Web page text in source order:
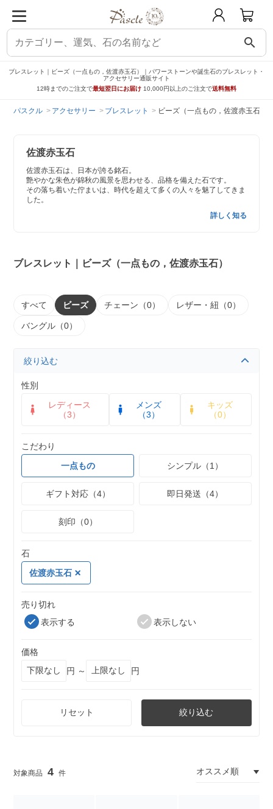
search
ブレスレット｜ビーズ（一点もの，佐渡赤玉石）｜パワーストーンや誕生石のブレスレット・
アクセサリー通販サイト
12時までのご注文で最短翌日にお届け 10,000円以上のご注文で送料無料
パスクル アクセサリー ブレスレット ビーズ（一点もの，佐渡赤玉石）
佐渡赤玉石
佐渡赤玉石は、日本が誇る銘石。
艶やかな朱色が錦秋の風景を思わせる、品格を備えた石です。
その落ち着いた佇まいは、時代を超えて多くの人々を魅了してきま
した。
詳しく知る
ブレスレット｜ビーズ（一点もの，佐渡赤玉石）
すべて ビーズ チェーン（0） レザー・紐（0）
バングル（0）
絞り込む
性別
レディース
（3）
メンズ
（3）
キッズ
（0）
こだわり
一点もの
シンプル（1）
ギフト対応（4） 即日発送（4）
刻印（0）
石
佐渡赤玉石
売り切れ
表示する
表示しない
価格
円 ～
円
リセット 絞り込む
4